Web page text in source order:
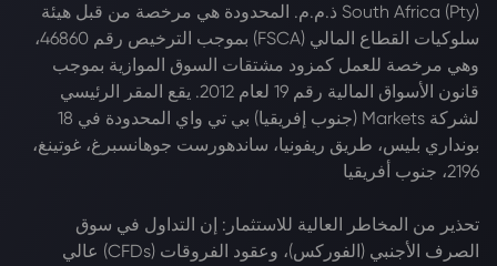
South Africa (Pty) ذ.م.م. المحدودة هي مرخصة من قبل هيئة
سلوكيات القطاع المالي (FSCA) بموجب الترخيص رقم 46860،
وهي مرخصة للعمل كمزود مشتقات السوق الموازية بموجب
قانون الأسواق المالية رقم 19 لعام 2012. يقع المقر الرئيسي
لشركة Markets (جنوب إفريقيا) بي تي واي المحدودة في 18
بونداري بليس، طريق ريفونيا، ساندهورست جوهانسبرغ، غوتينغ،
2196، جنوب أفريقيا
تحذير من المخاطر العالية للاستثمار: إن التداول في سوق
الصرف الأجنبي (الفوركس)، وعقود الفروقات (CFDs) عالي